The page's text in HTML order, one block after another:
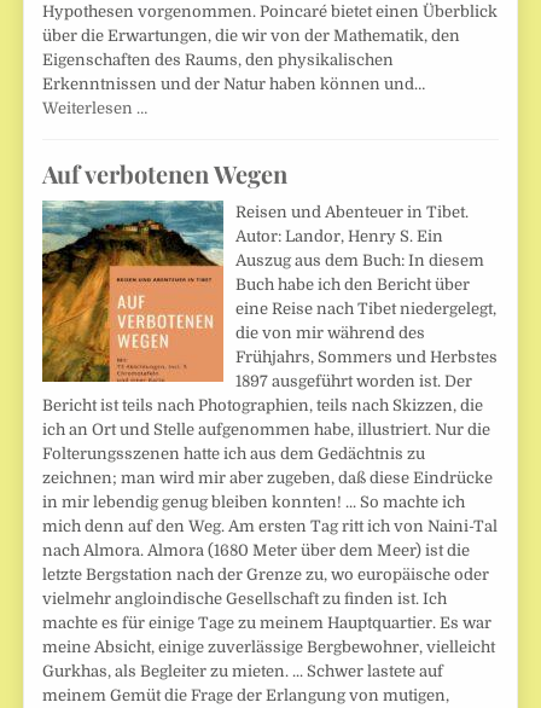
Hypothesen vorgenommen. Poincaré bietet einen Überblick
über die Erwartungen, die wir von der Mathematik, den
Eigenschaften des Raums, den physikalischen
Erkenntnissen und der Natur haben können und…
Weiterlesen …
Auf verbotenen Wegen
Reisen und Abenteuer in Tibet.
Autor: Landor, Henry S. Ein
Auszug aus dem Buch: In diesem
Buch habe ich den Bericht über
eine Reise nach Tibet niedergelegt,
die von mir während des
Frühjahrs, Sommers und Herbstes
1897 ausgeführt worden ist. Der
Bericht ist teils nach Photographien, teils nach Skizzen, die
ich an Ort und Stelle aufgenommen habe, illustriert. Nur die
Folterungsszenen hatte ich aus dem Gedächtnis zu
zeichnen; man wird mir aber zugeben, daß diese Eindrücke
in mir lebendig genug bleiben konnten! ... So machte ich
mich denn auf den Weg. Am ersten Tag ritt ich von Naini-Tal
nach Almora. Almora (1680 Meter über dem Meer) ist die
letzte Bergstation nach der Grenze zu, wo europäische oder
vielmehr angloindische Gesellschaft zu finden ist. Ich
machte es für einige Tage zu meinem Hauptquartier. Es war
meine Absicht, einige zuverlässige Bergbewohner, vielleicht
Gurkhas, als Begleiter zu mieten. ... Schwer lastete auf
meinem Gemüt die Frage der Erlangung von mutigen,